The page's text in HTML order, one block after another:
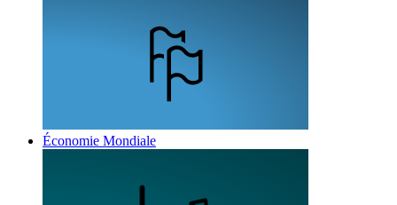
Économie Mondiale